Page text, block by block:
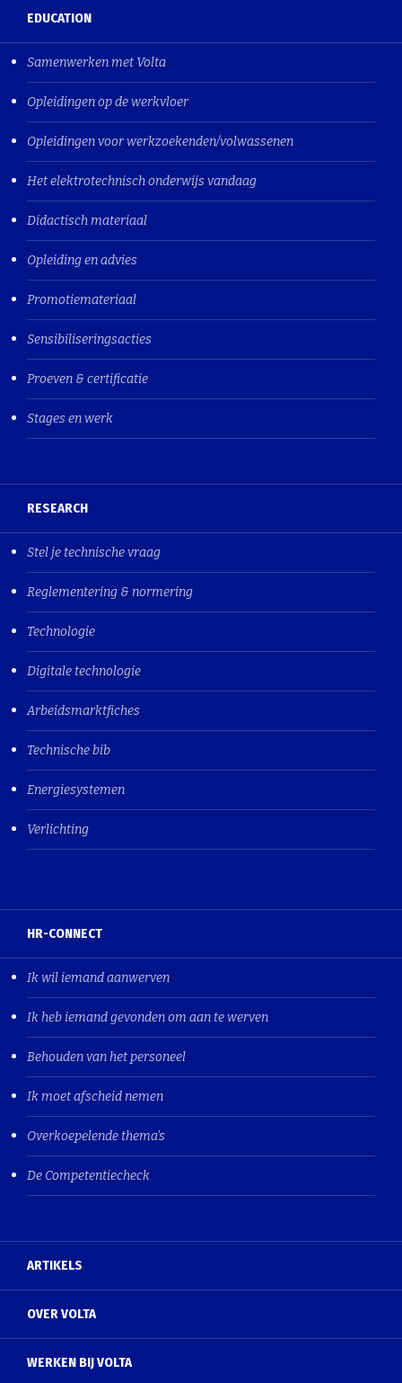
EDUCATION
Samenwerken met Volta
Opleidingen op de werkvloer
Opleidingen voor werkzoekenden/volwassenen
Het elektrotechnisch onderwijs vandaag
Didactisch materiaal
Opleiding en advies
Promotiemateriaal
Sensibiliseringsacties
Proeven & certificatie
Stages en werk
RESEARCH
Stel je technische vraag
Reglementering & normering
Technologie
Digitale technologie
Arbeidsmarktfiches
Technische bib
Energiesystemen
Verlichting
HR-CONNECT
Ik wil iemand aanwerven
Ik heb iemand gevonden om aan te werven
Behouden van het personeel
Ik moet afscheid nemen
Overkoepelende thema's
De Competentiecheck
ARTIKELS
OVER VOLTA
WERKEN BIJ VOLTA